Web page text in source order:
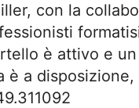
con la
è attivo e un
è a disposizione,